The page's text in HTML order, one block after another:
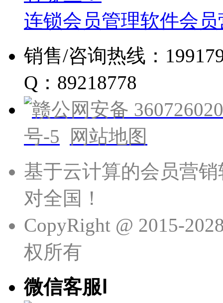
连锁会员管理软件会
销售/咨询热线：
Q：89218778
赣公网安备
号-5
网站地图
基于云计算的会员营
对全国！
CopyRight @ 2015-
权所有
微信客服Ⅰ